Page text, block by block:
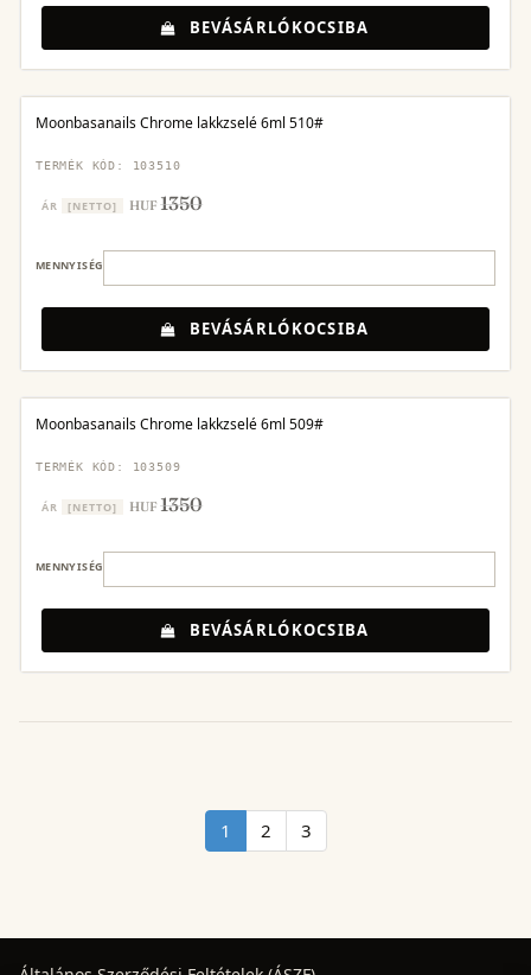
BEVÁSÁRLÓKOCSIBA
Moonbasanails Chrome lakkzselé 6ml 510#
TERMÉK KÓD: 103510
ÁR [NETTO] HUF1350
MENNYISÉG
BEVÁSÁRLÓKOCSIBA
Moonbasanails Chrome lakkzselé 6ml 509#
TERMÉK KÓD: 103509
ÁR [NETTO] HUF1350
MENNYISÉG
BEVÁSÁRLÓKOCSIBA
1 2 3